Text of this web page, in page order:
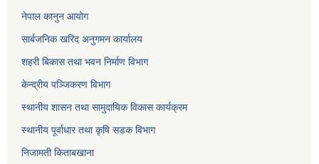
नेपाल कानुन आयोग
सार्बजनिक खरिद अनुगमन कार्यालय
शहरी बिकास तथा भवन निर्माण विभाग
केन्द्रीय पञ्जिकरण विभाग
स्थानीय शासन तथा सामुदायिक विकास कार्यक्रम
स्थानीय पूर्वाधार तथा कृषि सडक विभाग
निजामती किताबखाना